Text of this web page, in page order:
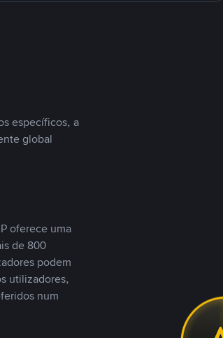
específicos, a
global
oferece uma
de 800
podem
utilizadores,
num